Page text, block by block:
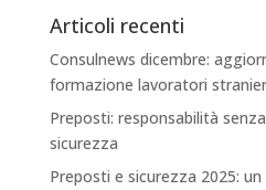
Articoli recenti
Consulnews dicembre:
formazione lavoratori
Preposti: responsabilità
sicurezza
Preposti e sicurezza 2025: